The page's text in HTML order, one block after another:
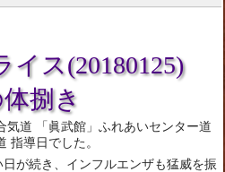
イス(20180125)
捌き
気道 「眞武館」ふれあいセンター道
指導日でした。
が続き、インフルエンザも猛威を振